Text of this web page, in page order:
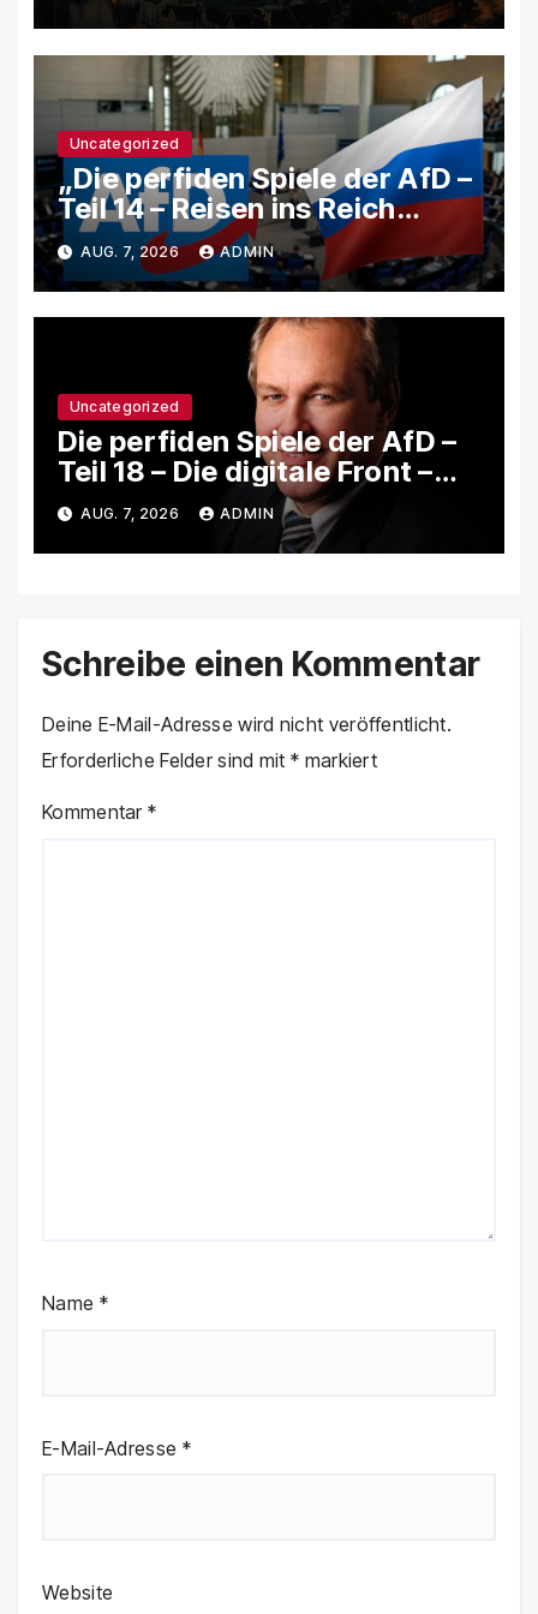
das System zu schwächen
Uncategorized
„Die perfiden Spiele der AfD –
Teil 14 – Reisen ins Reich
Putins – Wie AfD-
Abgeordnete in Russland und
Belarus ihre Loyalität zeigen
AUG. 7, 2026 ADMIN
Uncategorized
Die perfiden Spiele der AfD –
Teil 18 – Die digitale Front –
Wie rechte Netzwerke,
Trollfarmen und Bots Putins
Agenda in Deutschland
AUG. 7, 2026 ADMIN
Schreibe einen Kommentar
Deine E-Mail-Adresse wird nicht veröffentlicht.
Erforderliche Felder sind mit* markiert
Kommentar*
Name *
E-Mail-Adresse *
Website